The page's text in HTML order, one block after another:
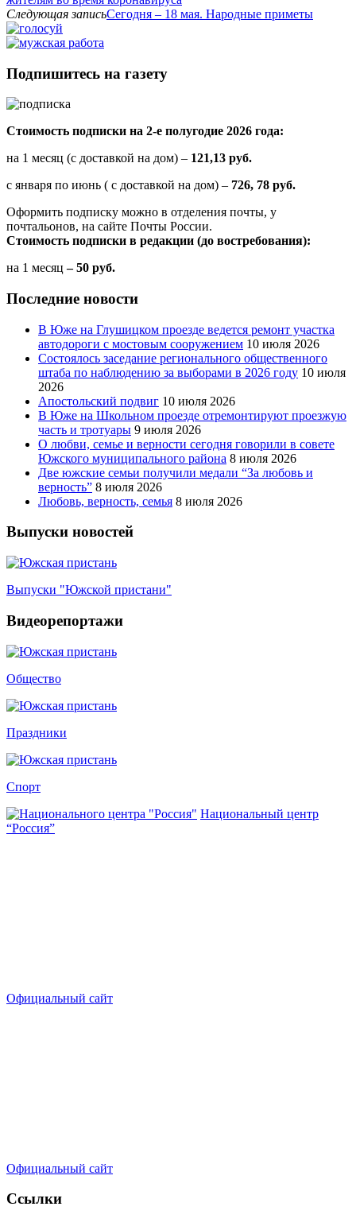
Следующая записьСегодня – 18 мая. Народные приметы
Подпишитесь на газету
Стоимость подписки на 2-е полугодие 2026 года:
на 1 месяц (с доставкой на дом) – 121,13 руб.
с января по июнь ( с доставкой на дом) – 726, 78 руб.
Оформить подписку можно в отделения почты, у
почтальонов, на сайте Почты России.
Стоимость подписки в редакции (до востребования):
на 1 месяц – 50 руб.
Последние новости
В Юже на Глушицком проезде ведется ремонт участка
автодороги с мостовым сооружением 10 июля 2026
Состоялось заседание регионального общественного
штаба по наблюдению за выборами в 2026 году 10 июля
2026
Апостольский подвиг 10 июля 2026
В Юже на Школьном проезде отремонтируют проезжую
часть и тротуары 9 июля 2026
О любви, семье и верности сегодня говорили в совете
Южского муниципального района 8 июля 2026
Две южские семьи получили медали “За любовь и
верность” 8 июля 2026
Любовь, верность, семья 8 июля 2026
Выпуски новостей
Выпуски "Южской пристани"
Видеорепортажи
Общество
Праздники
Спорт
Национальный центр
“Россия”
Официальный сайт
Официальный сайт
Ссылки